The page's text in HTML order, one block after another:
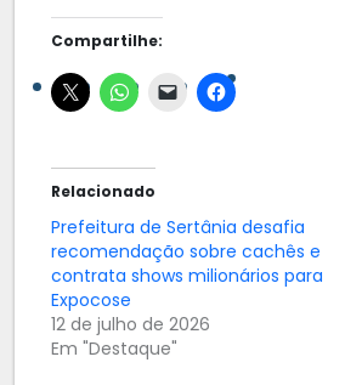
Compartilhe:
Relacionado
Prefeitura de Sertânia desafia
recomendação sobre cachês e
contrata shows milionários para
Expocose
12 de julho de 2026
Em "Destaque"